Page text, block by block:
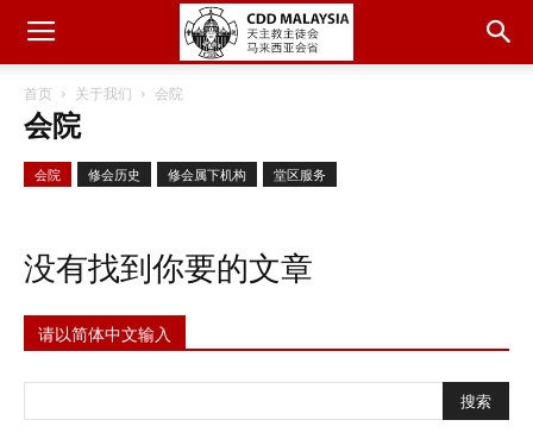
首页 关于我们 会院
会院
会院 修会历史 修会属下机构 堂区服务
没有找到你要的文章
请以简体中文输入